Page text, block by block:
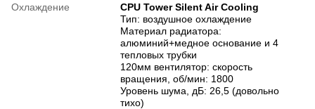
Охлаждение
CPU Tower Silent Air Cooling
Тип: воздушное охлаждение
Материал радиатора:
алюминий+медное основание и 4
тепловых трубки
120мм вентилятор: скорость
вращения, об/мин: 1800
Уровень шума, дБ: 26,5 (довольно
тихо)